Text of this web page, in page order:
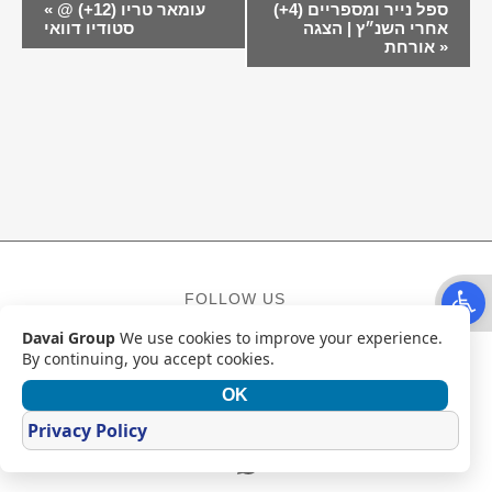
Open
NAVIGATION
«
סטודיו דוואי
ספל נייר ומספריים (4+)
אחרי השנ״ץ | הצגה
»
FOLLOW US
Facebook
Instagram
YouTube
CONTACT
Davai Group We use cookies to improve your experience.
By continuing, you accept cookies.
OK
Privacy Policy